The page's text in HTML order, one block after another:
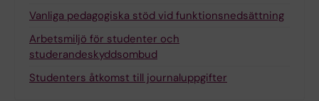
Vanliga pedagogiska stöd vid funktionsnedsättning
Arbetsmiljö för studenter och
studerandeskyddsombud
Studenters åtkomst till journaluppgifter